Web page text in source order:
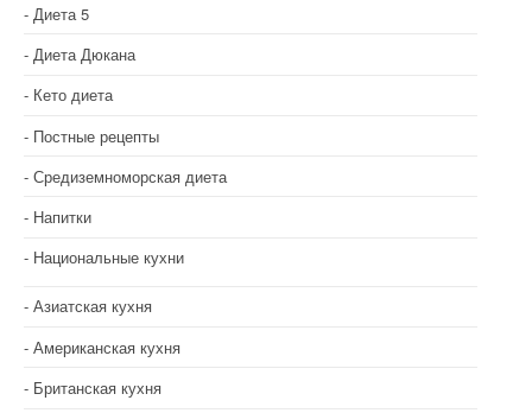
Диета 5
Диета Дюкана
Кето диета
Постные рецепты
Средиземноморская диета
Напитки
Национальные кухни
Азиатская кухня
Американская кухня
Британская кухня